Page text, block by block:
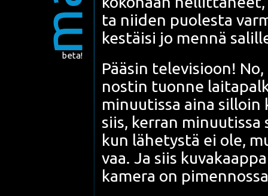
beta!
ta nii­den puo­les­ta
kes­täi­si jo men­nä
Pää­sin tele­vi­sioon!
nos­tin tuon­ne
minuu­tis­sa aina sil­loin
siis, ker­ran
kun lähe­tys­tä ei ole,
vaa. Ja siis
kame­ra on pimen­nos­sa